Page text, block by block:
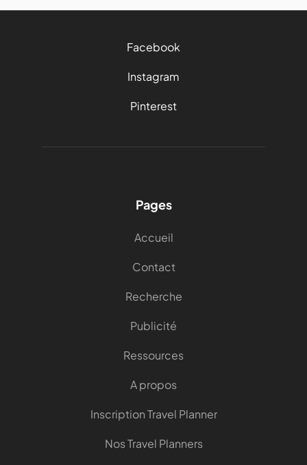
Facebook
Instagram
Pinterest
Pages
Accueil
Contact
Recherche
Publicité
Ressources
A propos
Inscription Travel Planner
Nos Travel Planners